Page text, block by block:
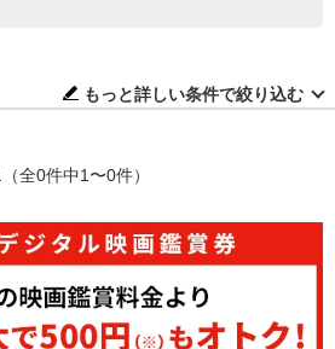
もっと詳しい条件で絞り込む
（全0件中1〜0件）